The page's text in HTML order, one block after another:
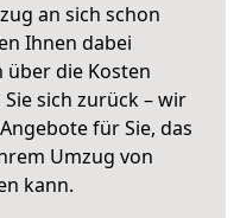
an sich schon
Ihnen dabei
über die Kosten
sich zurück – wir
für Sie, das
Umzug von
kann.